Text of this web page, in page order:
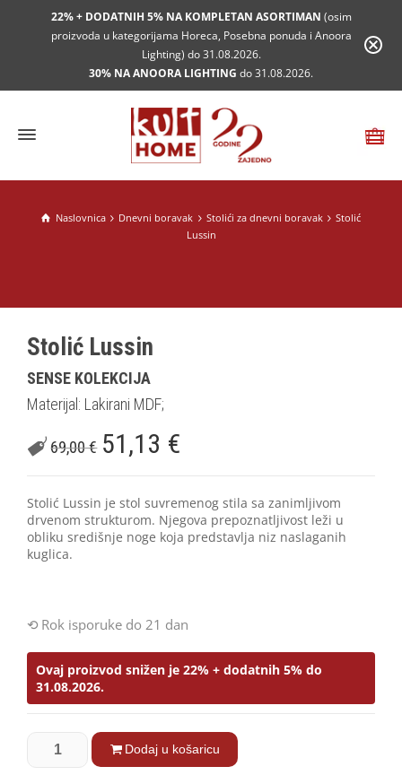
22% + DODATNIH 5% NA KOMPLETAN ASORTIMAN (osim
proizvoda u kategorijama Horeca, Posebna ponuda i Anoora
Lighting) do 31.08.2026.
30% NA ANOORA LIGHTING do 31.08.2026.
Naslovnica Dnevni boravak Stolići za dnevni boravak
Stolić
Lussin
Stolić Lussin
SENSE KOLEKCIJA
Materijal: Lakirani MDF;
69,00€ 51,13 €
Stolić Lussin je stol suvremenog stila sa zanimljivom
drvenom strukturom. Njegova prepoznatljivost leži u
obliku središnje noge koja predstavlja niz naslaganih
kuglica.
Rok isporuke do 21 dan
Ovaj proizvod snižen je 22% + dodatnih 5% do
31.08.2026.
Dodaj u košaricu